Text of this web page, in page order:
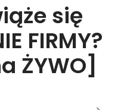
się
FIRMY?
ŻYWO]